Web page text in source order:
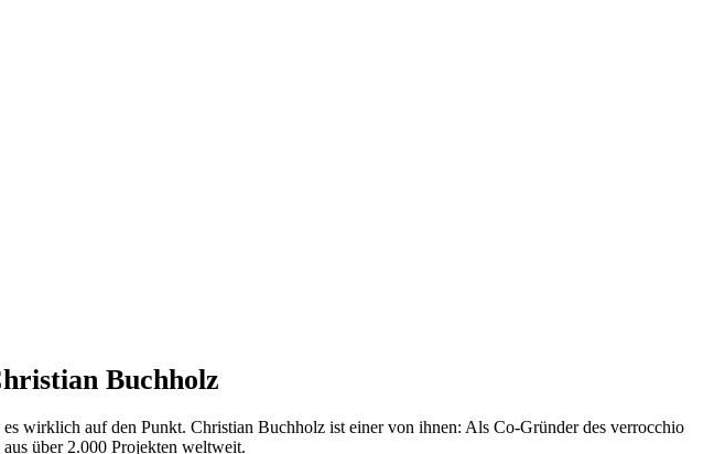
Buchholz
wirklich auf den Punkt. Christian Buchholz ist einer von ihnen: Als Co-Gründer des verrocchio
über 2.000 Projekten weltweit.